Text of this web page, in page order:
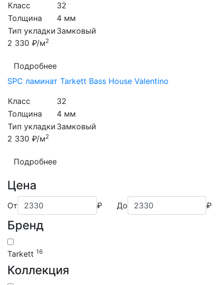
Класс
32
Толщина
4 мм
Тип укладки Замковый
2 330 ₽/м2
Подробнее
SPC ламинат Tarkett Bass House Valentino
Класс
32
Толщина
4 мм
Тип укладки Замковый
2 330 ₽/м2
Подробнее
Цена
От ₽ До ₽
Бренд
Tarkett 16
Коллекция